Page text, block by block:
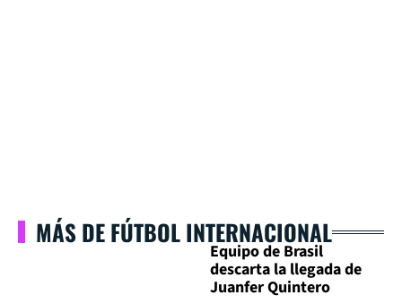
MÁS DE FÚTBOL INTERNACIONAL
Equipo de Brasil
descarta la llegada de
Juanfer Quintero